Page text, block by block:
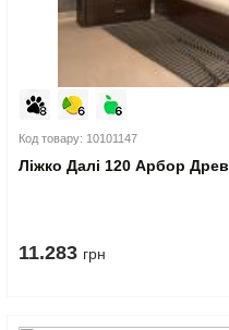
Код товару: 10101147
Ліжко Далі 120 Арбор Древ
11.283 грн